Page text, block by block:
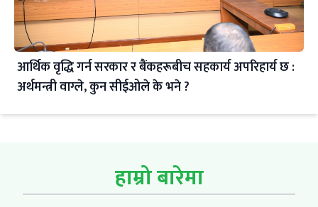
आर्थिक वृद्धि गर्न सरकार र बैंकहरूबीच सहकार्य अपरिहार्य छ :
अर्थमन्त्री वाग्ले, कुन सीईओले के भने ?
हाम्रो बारेमा